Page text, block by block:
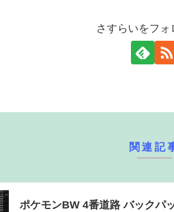
さすらいをフォ
関連記
ポケモンBW 4番道路 バックパ